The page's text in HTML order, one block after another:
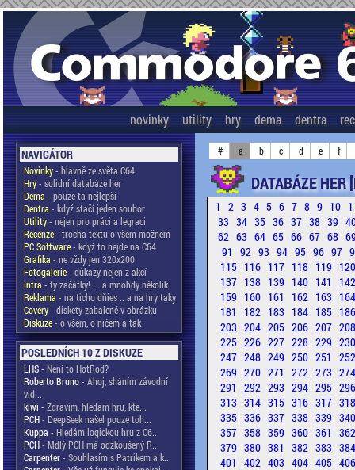
novinky utility hry dema dentra
NAVIGÁTOR
Novinky- hlavně ze světa C64
Hry- solidní databáze her
Dema - pouze ta nejlepší
Dentra - když stačí jeden soubor
Utility- nejen pro práci a legraci
Recenze- trocha textu o všem možném
PC Software- když to nejde na C64
Grafika - ne vždy jen 320x200
Fotogalerie- důkazy nejen z akcí
Intra - ty začátky! ... a mnohdy několik
Reklama - na ticho dňies .. a na hry taky
Covery- diskety zabalené v obrázku
Diskuze- o všem, o ničem a tak
POSLEDNÍCH 10 Z DISKUZE
LHS- Není to HotRod?
Roberto Bruno- Ahoj, sháním závodní
vid...
kiwi - Zdravim, hledam hru, kte...
PCH- DeepSeek našel pouze toh...
Kuppa - Hledám logickou hru z C6...
PCH- Mdlý PCH má odzkoušený R...
Carpenter- Souhlasím s Patrikem a k...
# a b c d e f
DATABÁZE
1 2 3 4 5 6 7 8 9 10
33 34 35 36 37 38 39
62 63 64 65 66 67 68
91 92 93 94 95 96 97
115 116 117 118 119
137 138 139 140 141
159 160 161 162 163
181
182 183 184 185
203 204 205 206 207
225 226 227 228 229
247 248 249 250 251
269 270 271 272 273
291 292 293 294 295
313 314 315 316 317
335 336 337 338 339
357 358 359 360 361
379 380 381 382 383
401 402 403 404 405